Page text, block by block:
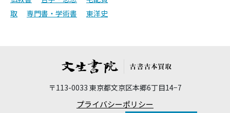
取
専門書・学術書 東洋史
〒113-0033 東京都文京区本郷6丁目14−7
プライバシーポリシー